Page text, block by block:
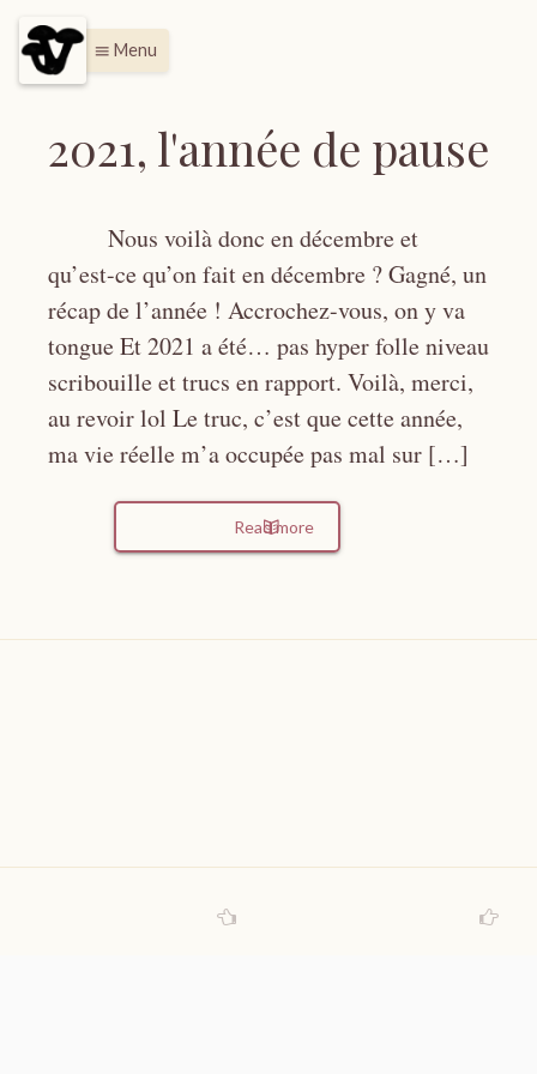
menu Menu
2021, l'année de pause
Nous voilà donc en décembre et
qu’est-ce qu’on fait en décembre ? Gagné, un
récap de l’année ! Accrochez-vous, on y va
tongue Et 2021 a été… pas hyper folle niveau
scribouille et trucs en rapport. Voilà, merci,
au revoir lol Le truc, c’est que cette année,
ma vie réelle m’a occupée pas mal sur […]
Read more